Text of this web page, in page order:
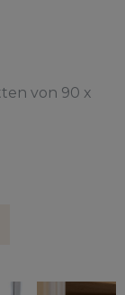
von 90 x